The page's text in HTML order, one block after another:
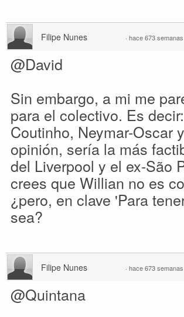
Filipe Nunes · hace 673 semanas
@David
Sin embargo, a mi me
para el colectivo. Es
Coutinho, Neymar-Oscar
opinión, sería la más
del Liverpool y el ex-São
crees que Willian no es
¿pero, en clave 'Para
sea?
Filipe Nunes · hace 673 semanas
@Quintana